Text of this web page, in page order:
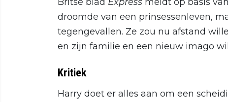
droomde van een prinsessenleven,
tegengevallen. Ze zou nu afstand
en zijn familie en een nieuw imago
Kritiek
Harry doet er alles aan om een